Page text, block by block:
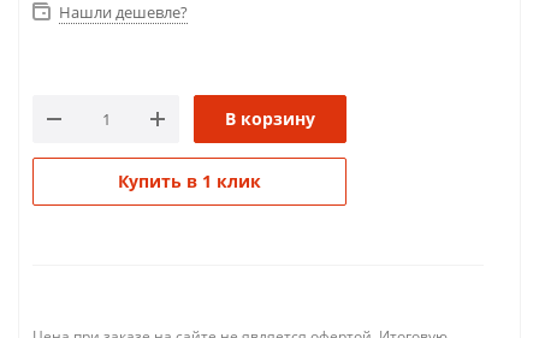
Нашли дешевле?
В корзину
Купить в 1 клик